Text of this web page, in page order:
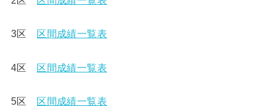
3区 区間成績一覧表
4区 区間成績一覧表
5区 区間成績一覧表